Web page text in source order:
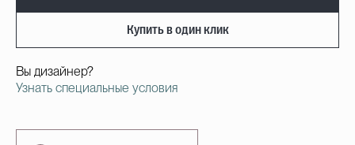
Купить в один клик
Вы дизайнер?
Узнать специальные условия